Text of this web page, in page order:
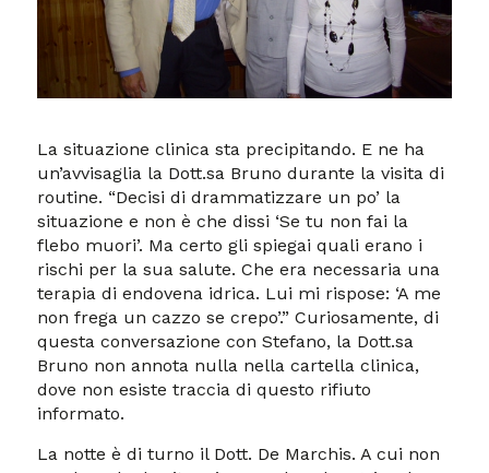
La situazione clinica sta precipitando. E ne ha
un’avvisaglia la Dott.sa Bruno durante la visita di
routine. “Decisi di drammatizzare un po’ la
situazione e non è che dissi ‘Se tu non fai la
flebo muori’. Ma certo gli spiegai quali erano i
rischi per la sua salute. Che era necessaria una
terapia di endovena idrica. Lui mi rispose: ‘A me
non frega un cazzo se crepo’.” Curiosamente, di
questa conversazione con Stefano, la Dott.sa
Bruno non annota nulla nella cartella clinica,
dove non esiste traccia di questo rifiuto
informato.
La notte è di turno il Dott. De Marchis. A cui non